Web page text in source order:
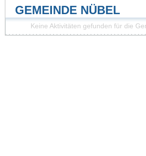
GEMEINDE NÜBEL
Keine Aktivitäten gefunden für die